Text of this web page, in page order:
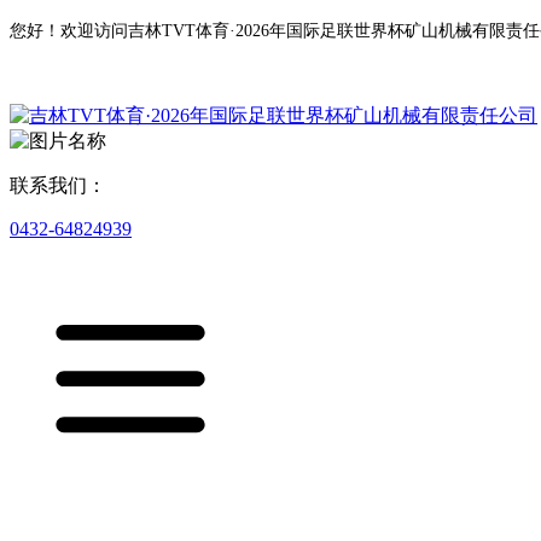
您好！欢迎访问吉林TVT体育·2026年国际足联世界杯矿山机械有限责
联系我们：
0432-64824939